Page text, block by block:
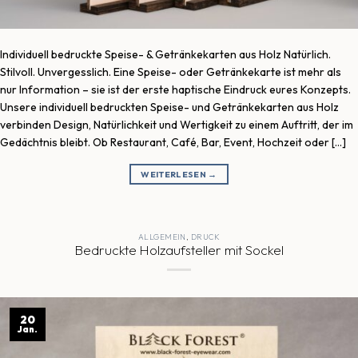
Individuell bedruckte Speise- & Getränkekarten aus Holz Natürlich.
Stilvoll. Unvergesslich. Eine Speise- oder Getränkekarte ist mehr als
nur Information – sie ist der erste haptische Eindruck eures Konzepts.
Unsere individuell bedruckten Speise- und Getränkekarten aus Holz
verbinden Design, Natürlichkeit und Wertigkeit zu einem Auftritt, der im
Gedächtnis bleibt. Ob Restaurant, Café, Bar, Event, Hochzeit oder […]
WEITERLESEN →
ALLGEMEIN , DRUCK
Bedruckte Holzaufsteller mit Sockel
20
Jan.